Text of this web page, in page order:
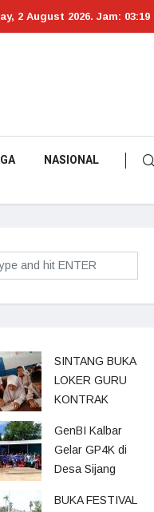
2 August 2026. Jam: 03:19
NASIONAL
SINTANG BUKA
LOKER GURU
KONTRAK
GenBI Kalbar
Gelar GP4K di
Desa Sijang
BUKA FESTIVAL